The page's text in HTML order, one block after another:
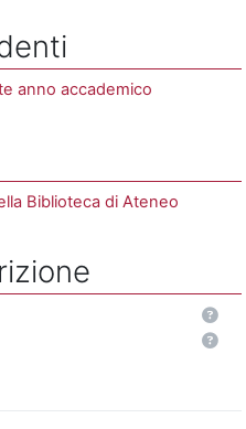
anno accademico
Biblioteca di Ateneo